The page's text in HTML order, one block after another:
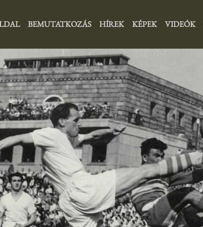
BEMUTATKOZÁS HÍREK KÉPEK VIDEÓK